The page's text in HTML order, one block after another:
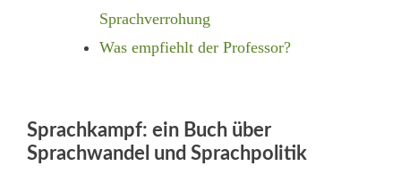
Sprachverrohung
Was empfiehlt der Professor?
Sprachkampf: ein Buch über
Sprachwandel und Sprachpolitik